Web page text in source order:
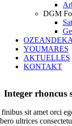
DGM
YOUMARES
AKTUELLES
KONTAKT
Integer rhoncus
sit amet orci
ultrices